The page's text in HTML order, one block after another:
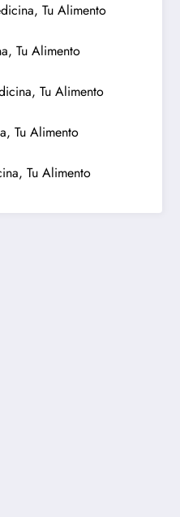
Tu Alimento
Tu Alimento
Tu Alimento
Tu Alimento
Tu Alimento